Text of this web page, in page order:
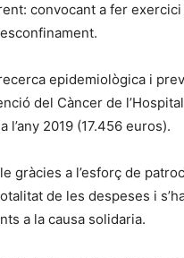
convocant a fer
epidemiològica i
del Càncer de
2019 (17.456 euros).
gràcies a l’esforç de
de les despeses i
a la causa solidaria.